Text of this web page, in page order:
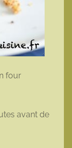
four
avant de